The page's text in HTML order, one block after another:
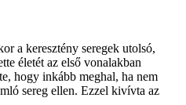
a keresztény seregek utolsó,
életét az első vonalakban
hogy inkább meghal, ha nem
sereg ellen. Ezzel kivívta az